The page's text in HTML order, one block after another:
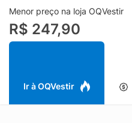
Menor preço na loja OQVestir
R$ 247,90
Ir à OQVestir